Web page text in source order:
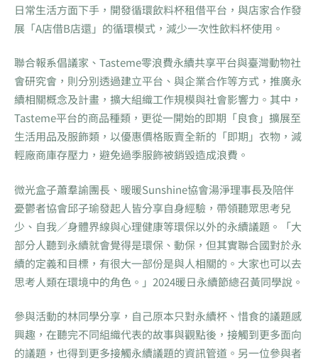
日常生活方面下手，開發循環飲料杯租借平台，與店家合作發
展「A店借B店還」的循環模式，減少一次性飲料杯使用。
聯合報系倡議家、Tasteme零浪費永續共享平台與臺灣動物社
會研究會，則分別透過建立平台、與企業合作等方式，推廣永
續相關概念及計畫，擴大組織工作規模與社會影響力。其中，
Tasteme平台的商品種類，更從一開始的即期「良食」擴展至
生活用品及服飾類，以優惠價格販賣全新的「即期」衣物，減
輕廠商庫存壓力，避免過季服飾被銷毀造成浪費。
微光盒子蕭羣諭團長、暖暖Sunshine協會湯淨理事長及陪伴
憂鬱者協會邱子瑜發起人皆分享自身經驗，帶領聽眾思考兒
少、自我∕身體界線與心理健康等環保以外的永續議題。「大
部分人聽到永續就會覺得是環保、動保，但其實聯合國對於永
續的定義和目標，有很大一部份是與人相關的。大家也可以去
思考人類在環境中的角色。」2024暖日永續節總召黃同學說。
參與活動的林同學分享，自己原本只對永續杯、惜食的議題感
興趣，在聽完不同組織代表的故事與觀點後，接觸到更多面向
的議題，也得到更多接觸永續議題的資訊管道。另一位參與者